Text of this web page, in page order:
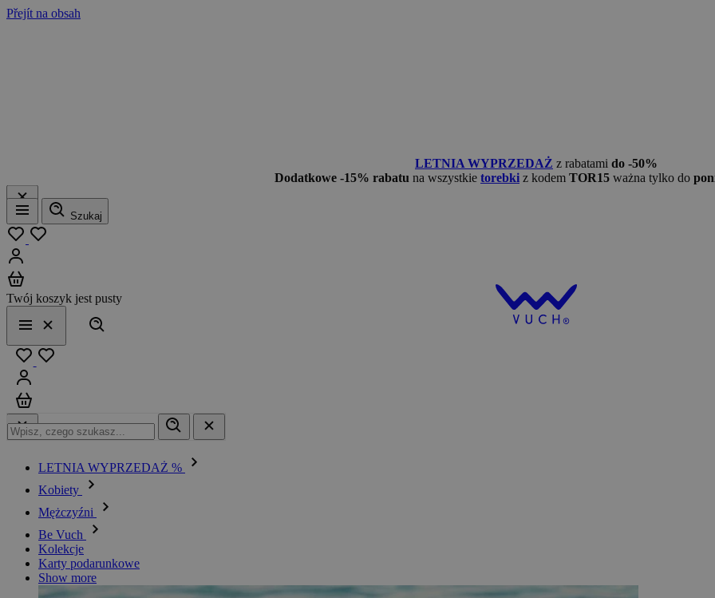
Přejít na obsah
LETNIA WYPRZEDAŻ z rabatami do -50%
Dodatkowe -15% rabatu na wszystkie torebki z kodem TOR15 ważna tylko do
Menu
Szukaj
Twój koszyk jest pusty
Menu
Zamknij
LETNIA WYPRZEDAŻ %
Kobiety
Mężczyźni
Be Vuch
Kolekcje
Karty podarunkowe
Show more